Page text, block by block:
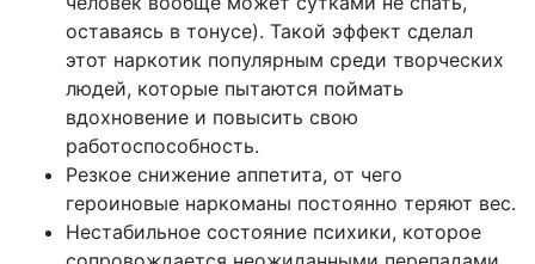
оставаясь в тонусе). Такой эффект сделал
этот наркотик популярным среди творческих
людей, которые пытаются поймать
вдохновение и повысить свою
работоспособность.
Резкое снижение аппетита, от чего
героиновые наркоманы постоянно теряют вес.
Нестабильное состояние психики, которое